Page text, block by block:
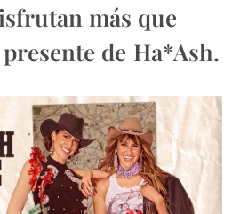
más que
de Ha*Ash.